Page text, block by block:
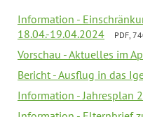
Information -
18.04.-19.04.2024
PDF,
Vorschau - Aktuelles im
Bericht - Ausflug in das
Information - Jahresplan